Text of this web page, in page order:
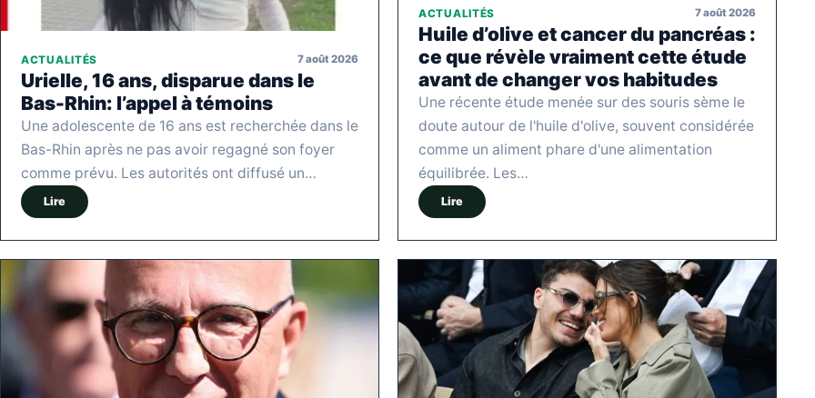
ACTUALITÉS 7 août 2026
Urielle, 16 ans, disparue dans le
Bas-Rhin: l’appel à témoins
Une adolescente de 16 ans est recherchée dans le
Bas-Rhin après ne pas avoir regagné son foyer
comme prévu. Les autorités ont diffusé un…
Lire
ACTUALITÉS 7 août 2026
Huile d’olive et cancer du pancréas :
ce que révèle vraiment cette étude
avant de changer vos habitudes
Une récente étude menée sur des souris sème le
doute autour de l'huile d'olive, souvent considérée
comme un aliment phare d'une alimentation
équilibrée. Les…
Lire